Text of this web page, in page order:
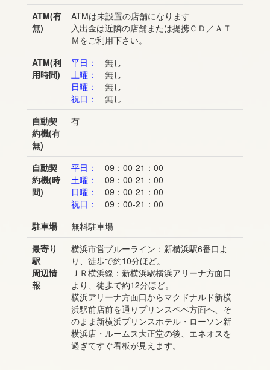
ATM(有
無)
ATMは未設置の店舗になります
入出金は近隣の店舗または提携ＣＤ／ＡＴ
Ｍをご利用下さい。
ATM(利
用時間)
平日：
無し
土曜：
無し
日曜：
無し
祝日：
無し
自動契
約機(有
無)
有
自動契
約機(時
間)
平日：
09：00-21：00
土曜：
09：00-21：00
日曜：
09：00-21：00
祝日：
09：00-21：00
駐車場
無料駐車場
最寄り
駅
周辺情
報
横浜市営ブルーライン：新横浜駅6番口よ
り、徒歩で約10分ほど。
ＪＲ横浜線：新横浜駅横浜アリーナ方面口
より、徒歩で約12分ほど。
横浜アリーナ方面口からマクドナルド新横
浜駅前店前を通りプリンスペペ方面へ、そ
のまま新横浜プリンスホテル・ローソン新
横浜店・ルームス大正堂の後、エネオスを
過ぎてすぐ看板が見えます。